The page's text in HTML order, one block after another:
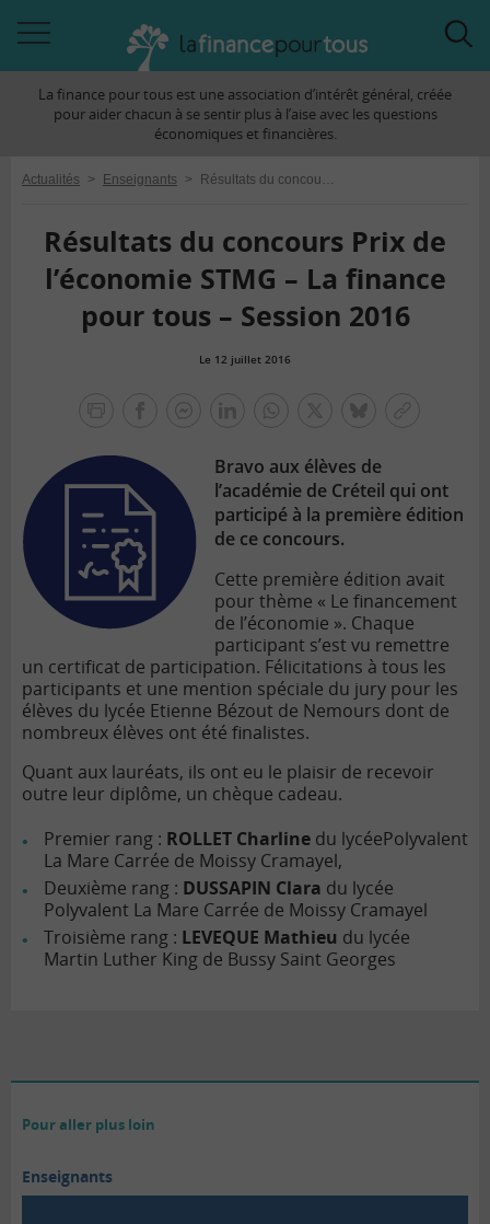
àLa finance pour tous est une association d’intérêt général, créée
pour aider chacun à se sentir plus à l’aise avec les questions
économiques et financières.
Actualités > Enseignants > Résultats du concours Prix de l’économie STMG – La finance pour tous – Session 2016
Résultats du concours Prix de
l’économie STMG – La finance
pour tous – Session 2016
Le 12 juillet 2016
Bravo aux élèves de
l’académie de Créteil qui ont
participé à la première édition
de ce concours.
Cette première édition avait
pour thème « Le financement
de l’économie ». Chaque
participant s’est vu remettre
un certificat de participation. Félicitations à tous les
participants et une mention spéciale du jury pour les
élèves du lycée Etienne Bézout de Nemours dont de
nombreux élèves ont été finalistes.
Quant aux lauréats, ils ont eu le plaisir de recevoir
outre leur diplôme, un chèque cadeau.
Premier rang : ROLLET Charline du lycéePolyvalent
La Mare Carrée de Moissy Cramayel,
Deuxième rang : DUSSAPIN Clara du lycée
Polyvalent La Mare Carrée de Moissy Cramayel
Troisième rang : LEVEQUE Mathieu du lycée
Martin Luther King de Bussy Saint Georges
Pour aller plus loin
Enseignants